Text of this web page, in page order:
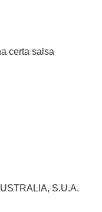
certa salsa
S.U.A.